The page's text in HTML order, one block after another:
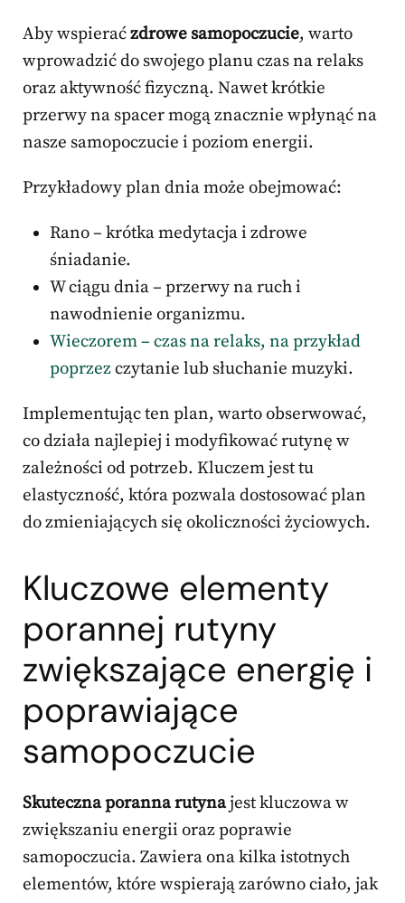
Aby wspieraćzdrowe samopoczucie, warto
wprowadzić do swojego planu czas na relaks
oraz aktywność fizyczną. Nawet krótkie
przerwy na spacer mogą znacznie wpłynąć na
nasze samopoczucie i poziom energii.
Przykładowy plan dnia może obejmować:
Rano – krótka medytacja i zdrowe
śniadanie.
W ciągu dnia – przerwy na ruch i
nawodnienie organizmu.
Wieczorem – czas na relaks, na przykład
poprzezczytanie lub słuchanie muzyki.
Implementując ten plan, warto obserwować,
co działa najlepiej i modyfikować rutynę w
zależności od potrzeb. Kluczem jest tu
elastyczność, która pozwala dostosować plan
do zmieniających się okoliczności życiowych.
Kluczowe elementy
porannej rutyny
zwiększające energię i
poprawiające
samopoczucie
Skuteczna poranna rutynajest kluczowa w
zwiększaniu energii oraz poprawie
samopoczucia. Zawiera ona kilka istotnych
elementów, które wspierają zarówno ciało, jak